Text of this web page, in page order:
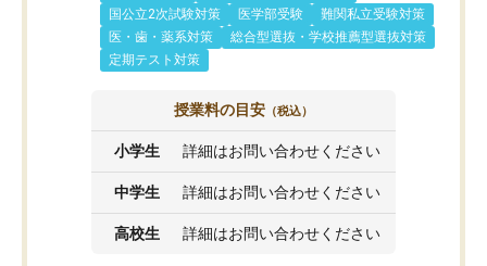
国公立2次試験対策
医学部受験
難関私立受験対策
医・歯・薬系対策
総合型選抜・学校推薦型選抜対策
定期テスト対策
授業料の目安 （税込）
小学生 詳細はお問い合わせください
中学生 詳細はお問い合わせください
高校生 詳細はお問い合わせください